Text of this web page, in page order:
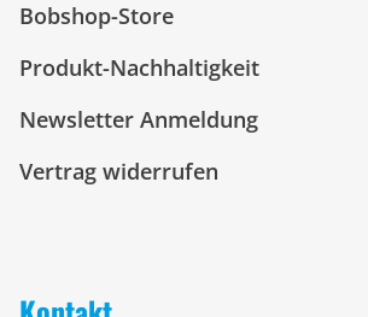
Bobshop-Store
Produkt-Nachhaltigkeit
Newsletter Anmeldung
Vertrag widerrufen